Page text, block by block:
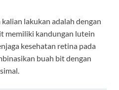
lakukan adalah dengan
memiliki kandungan lutein
kesehatan retina pada
buah bit dengan